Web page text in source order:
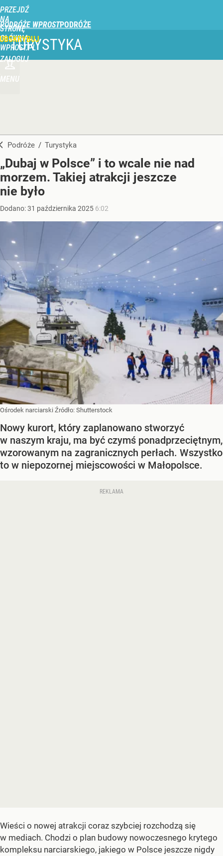
PRZEJDŹ
NA
STRONĘ
GŁÓWNĄ
WPROST.PL
PODRÓŻE WPROST
ZALOGUJ
MENU
TURYSTYKA
Podróże / Turystyka
„Dubaj w Polsce” i to wcale nie nad
morzem. Takiej atrakcji jeszcze
nie było
Dodano:31 października 2025 6:02
Ośrodek narciarski Źródło: Shutterstock
Nowy kurort, który zaplanowano stworzyć
w naszym kraju, ma być czymś ponadprzeciętnym,
wzorowanym na zagranicznych perłach. Wszystko
to w niepozornej miejscowości w Małopolsce.
Wieści o nowej atrakcji coraz szybciej rozchodzą się
w mediach. Chodzi o plan budowy nowoczesnego krytego
kompleksu narciarskiego, jakiego w Polsce jeszcze nigdy